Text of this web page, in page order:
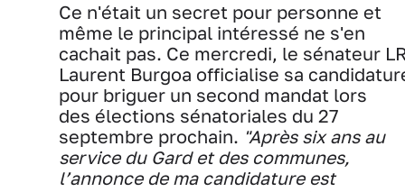
Ce n'était un secret pour personne et
même le principal intéressé ne s'en
cachait pas. Ce mercredi, le sénateur
Laurent Burgoa officialise sa
pour briguer un second mandat lors
des élections sénatoriales du 27
septembre prochain. "Après six ans au
service du Gard et des communes,
l’annonce de ma candidature est